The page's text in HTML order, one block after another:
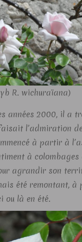
R. wichuraïana)
années 2000, il a
l’admiration
à partir à
à colombages
agrandir son
été remontant, à
ou là en été.